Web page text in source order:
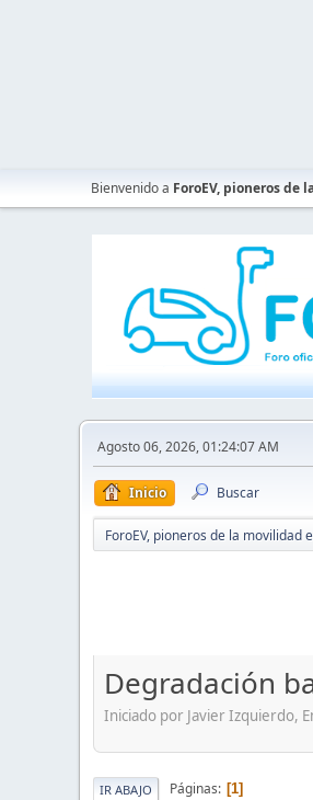
Bienvenido a ForoEV, pioneros de
Agosto 06, 2026, 01:24:07 AM
Inicio Buscar
ForoEV, pioneros de la movilidad
Degradación
Iniciado por Javier Izquierdo,
IR ABAJO Páginas 1